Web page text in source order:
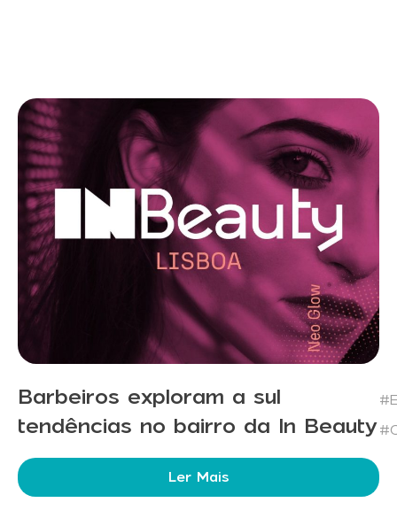
Barbeiros exploram a sul
tendências no bairro da In Beauty
Ler Mais